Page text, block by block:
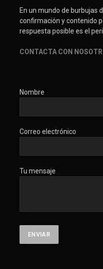
En un mundo de burbujas
confirmación y contenido
respuesta posible es el
CONTACTA CON
Nombre
Correo electrónico
Tu mensaje